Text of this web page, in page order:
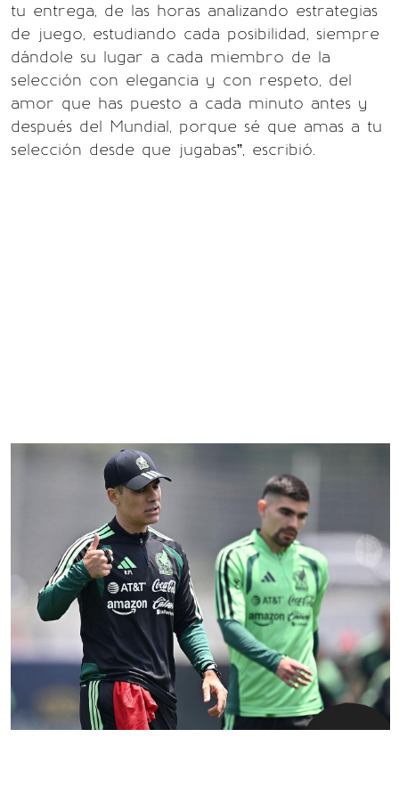
tu entrega, de las horas analizando estrategias
de juego, estudiando cada posibilidad, siempre
dándole su lugar a cada miembro de la
selección con elegancia y con respeto, del
amor que has puesto a cada minuto antes y
después del Mundial, porque sé que amas a tu
selección desde que jugabas”, escribió.